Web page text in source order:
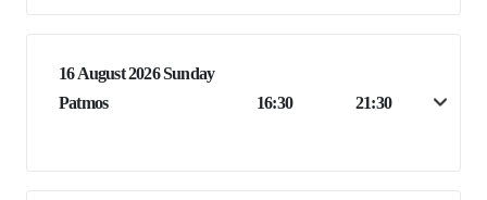
16 August 2026 Sunday
Patmos
16:30 21:30